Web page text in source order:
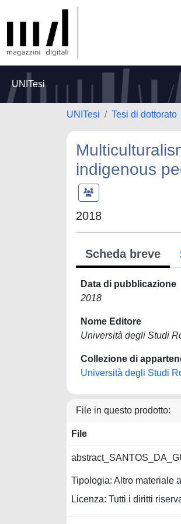
UNITesi
UNITesi Tesi di dottorato
indigenous
2018
Scheda breve
Data di pubblicazione
2018
Nome Editore
Università degli Studi
Collezione di
Università degli Studi
File in questo prodotto:
File
Tipologia: Altro materiale
Licenza: Tutti i diritti